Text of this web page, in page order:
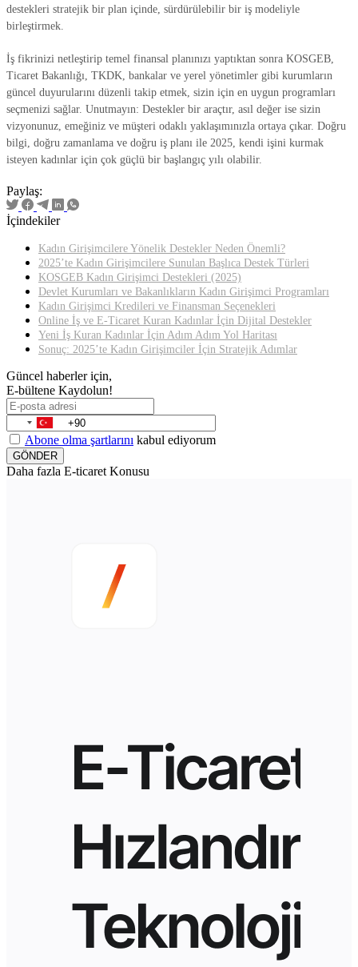
destekleri stratejik bir plan içinde, sürdürülebilir bir iş modeliyle
birleştirmek.
İş fikrinizi netleştirip temel finansal planınızı yaptıktan sonra KOSGEB,
Ticaret Bakanlığı, TKDK, bankalar ve yerel yönetimler gibi kurumların
güncel duyurularını düzenli takip etmek, sizin için en uygun programları
seçmenizi sağlar. Unutmayın: Destekler bir araçtır, asıl değer ise sizin
vizyonunuz, emeğiniz ve müşteri odaklı yaklaşımınızla ortaya çıkar. Doğru
bilgi, doğru zamanlama ve doğru iş planı ile 2025, kendi işini kurmak
isteyen kadınlar için çok güçlü bir başlangıç yılı olabilir.
Paylaş:
İçindekiler
Kadın Girişimcilere Yönelik Destekler Neden Önemli?
2025’te Kadın Girişimcilere Sunulan Başlıca Destek Türleri
KOSGEB Kadın Girişimci Destekleri (2025)
Devlet Kurumları ve Bakanlıkların Kadın Girişimci Programları
Kadın Girişimci Kredileri ve Finansman Seçenekleri
Online İş ve E-Ticaret Kuran Kadınlar İçin Dijital Destekler
Yeni İş Kuran Kadınlar İçin Adım Adım Yol Haritası
Sonuç: 2025’te Kadın Girişimciler İçin Stratejik Adımlar
Güncel haberler için,
E-bültene Kaydolun!
Abone olma şartlarını kabul ediyorum
GÖNDER
Daha fazla E-ticaret Konusu